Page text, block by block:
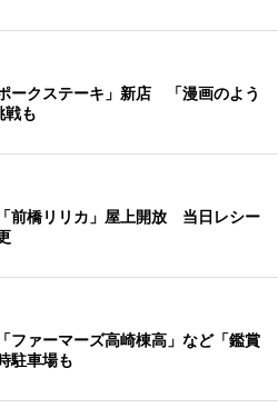
ークステーキ」新店 「漫画のよう
戦も
前橋リリカ」屋上開放 当日レシー
ファーマーズ高崎棟高」など「鑑賞
駐車場も